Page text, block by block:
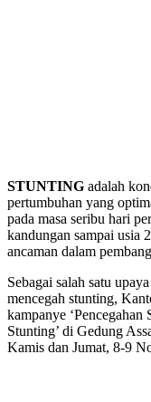
STUNTING adalah
pertumbuhan yang
pada masa seribu hari
kandungan sampai usia
ancaman dalam
Sebagai salah satu
mencegah stunting,
kampanye
Stunting’ di Gedung
Kamis dan Jumat, 8-9